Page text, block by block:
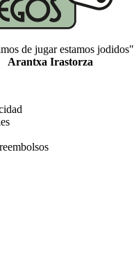
de jugar estamos jodidos"
Arantxa Irastorza